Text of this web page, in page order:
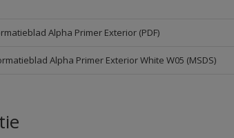
Alpha Primer Exterior (PDF)
Alpha Primer Exterior White W05 (MSDS)